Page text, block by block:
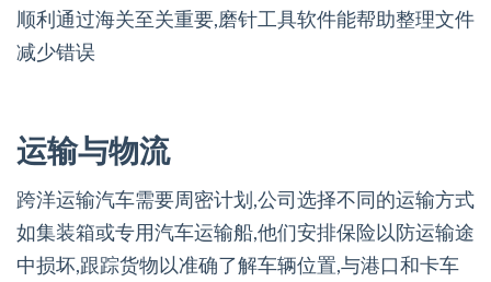
顺利通过海关至关重要,磨针工具软件能帮助整理文件
减少错误
运输与物流
跨洋运输汽车需要周密计划,公司选择不同的运输方式
如集装箱或专用汽车运输船,他们安排保险以防运输途
中损坏,跟踪货物以准确了解车辆位置,与港口和卡车